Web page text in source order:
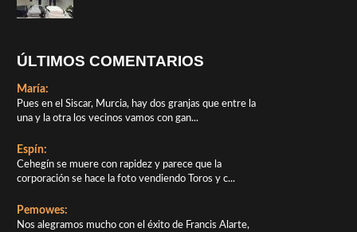
ÚLTIMOS COMENTARIOS
María:
Pues en el Siscar, Murcia, hay dos granjas que entre la
una y la otra los vecinos vamos con gan...
Espín:
Cehegín se muere con rapidez y parece que la
corporación se hace la foto vendiendo Toros y c...
Pemowes:
Nos alegramos mucho con el éxito de Francis Alarte,